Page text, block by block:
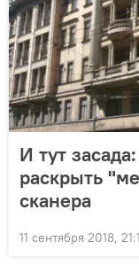
И тут
раскрыть
сканера
11 сентября 2018,